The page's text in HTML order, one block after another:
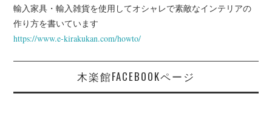
輸入家具・輸入雑貨を使用してオシャレで素敵なインテリアの
作り方を書いています
https://www.e-kirakukan.com/howto/
木楽館FACEBOOKページ